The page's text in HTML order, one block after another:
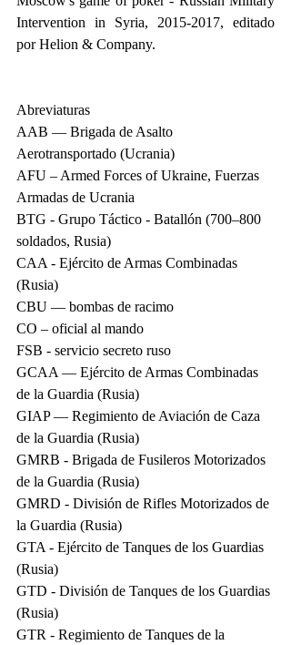
Intervention in Syria, 2015-2017, editado
por Helion & Company.
Abreviaturas
AAB — Brigada de Asalto
Aerotransportado (Ucrania)
AFU – Armed Forces of Ukraine, Fuerzas
Armadas de Ucrania
BTG - Grupo Táctico - Batallón (700–800
soldados, Rusia)
CAA - Ejército de Armas Combinadas
(Rusia)
CBU — bombas de racimo
CO – oficial al mando
FSB - servicio secreto ruso
GCAA — Ejército de Armas Combinadas
de la Guardia (Rusia)
GIAP — Regimiento de Aviación de Caza
de la Guardia (Rusia)
GMRB - Brigada de Fusileros Motorizados
de la Guardia (Rusia)
GMRD - División de Rifles Motorizados de
la Guardia (Rusia)
GTA - Ejército de Tanques de los Guardias
(Rusia)
GTD - División de Tanques de los Guardias
(Rusia)
GTR - Regimiento de Tanques de la